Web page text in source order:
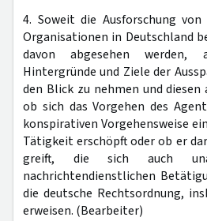
4. Soweit die Ausforschung
Organisationen in Deutschland
davon abgesehen werden,
Hintergründe und Ziele der
den Blick zu nehmen und
ob sich das Vorgehen des
konspirativen Vorgehensweise
Tätigkeit erschöpft oder ob er
greift, die sich auch
nachrichtendienstlichen
die deutsche Rechtsordnung,
erweisen. (Bearbeiter)